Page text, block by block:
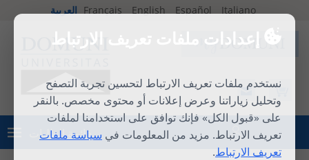
إعدادات ملفات تعريف الارتباط
نستخدم ملفات تعريف الارتباط لتحسين تجربة التصفح
وتحليل زياراتنا وعرض إعلانات أو محتوى مخصص. بالنقر
على «قبول الكل» فإنك توافق على استخدامنا لملفات
تعريف الارتباط. مزيد من المعلومات في سياسة ملفات
تعريف الارتباط.
Français English Español Italiano العربية
قائمة الطلبات تسجيل الدخول